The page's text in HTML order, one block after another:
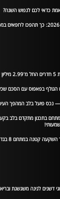
כדאי לכם לנפוש השנה?
פועל בלב המהפך
בגדרה לתשואה של עד מאות אחוזים
דשנים לגינה משגשגת